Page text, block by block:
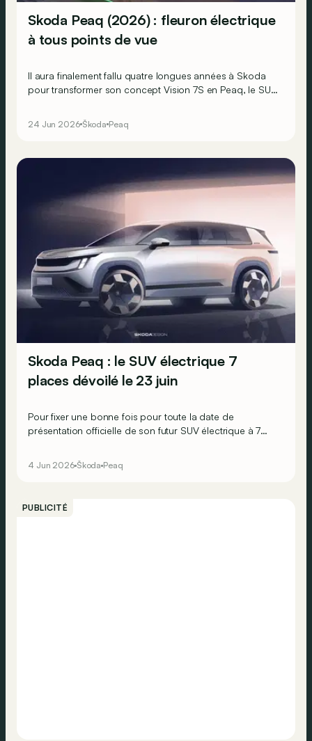
Skoda Peaq (2026) : fleuron électrique
à tous points de vue
Il aura finalement fallu quatre longues années à Skoda
pour transformer son concept Vision 7S en Peaq, le SUV
24 Jun 2026 Škoda Peaq
Skoda Peaq : le SUV électrique 7
places dévoilé le 23 juin
Pour fixer une bonne fois pour toute la date de
présentation officielle de son futur SUV électrique à 7
4 Jun 2026 Škoda Peaq
PUBLICITÉ